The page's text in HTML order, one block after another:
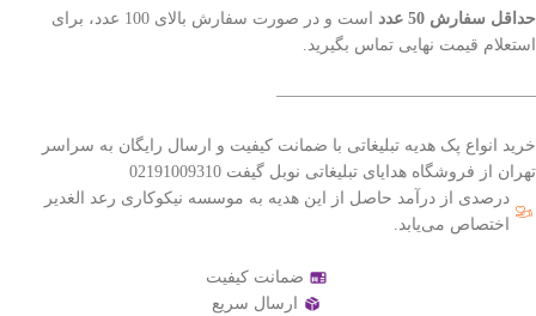
حداقل سفارش 50 عدد
است و در صورت سفارش بالای 100 عدد، برای
استعلام قیمت نهایی تماس بگیرید.
———————————————–
خرید انواع پک هدیه تبلیغاتی با ضمانت کیفیت و ارسال رایگان به سراسر
تهران از فروشگاه هدایای تبلیغاتی نوبل گیفت 02191009310
درصدی از درآمد حاصل از این هدیه به موسسه نیکوکاری رعد الغدیر
اختصاص می‌یابد.
ضمانت کیفیت
ارسال سریع